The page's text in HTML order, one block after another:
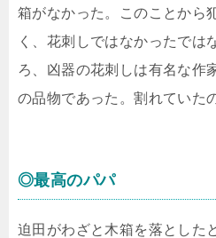
箱がなかった。このことから
く、花刺しではなかったでは
ろ、凶器の花刺しは有名な作
の品物であった。割れていた
◎最高のパパ
迫田がわざと木箱を落とした